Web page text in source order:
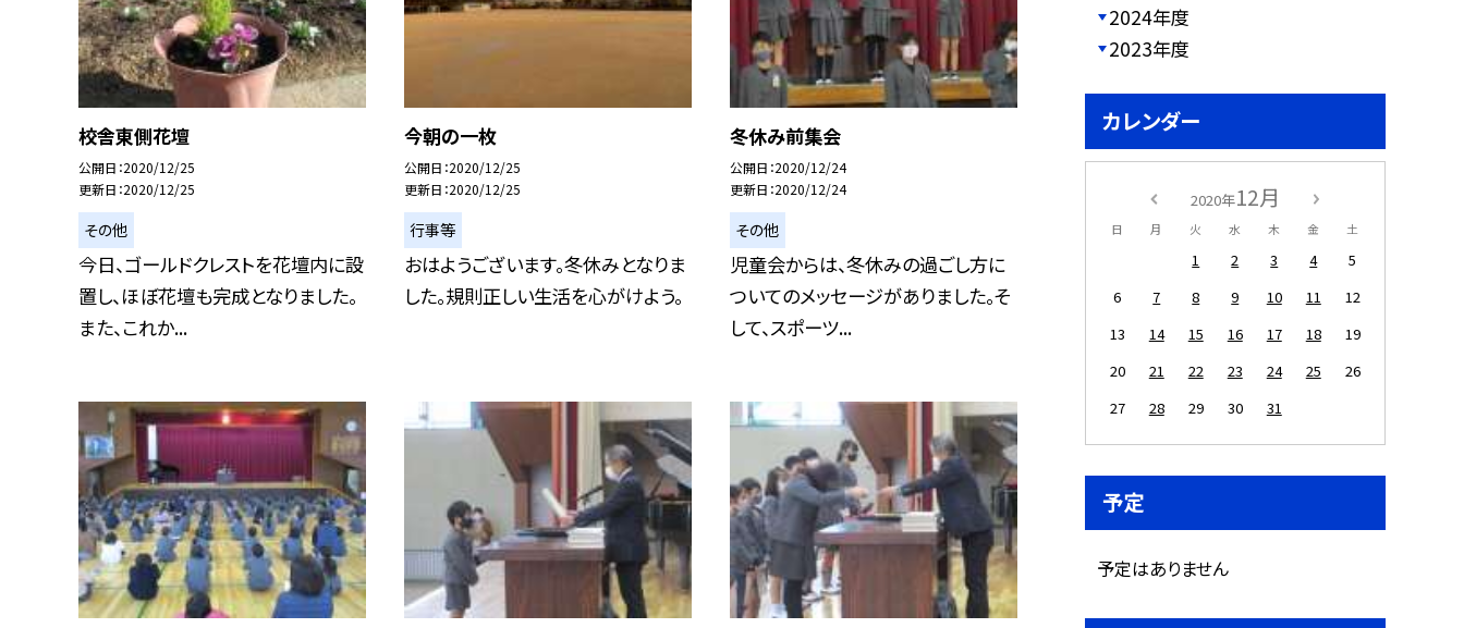
校舎東側花壇
公開日 2020/12/25
更新日 2020/12/25
その他
今日、ゴールドクレストを花壇内に設
置し、ほぼ花壇も完成となりました。
また、これか...
今朝の一枚
公開日 2020/12/25
更新日 2020/12/25
行事等
おはようございます。冬休みとなりま
した。規則正しい生活を心がけよう。
冬休み前集会
公開日 2020/12/24
更新日 2020/12/24
その他
児童会からは、冬休みの過ごし方に
ついてのメッセージがありました。そ
して、スポーツ...
2024年度
2023年度
カレンダー
2020年12月
日 月 火 水 木 金 土
1 2 3 4
5
6
7 8 9 10 11
12
13
14 15 16 17 18
19
20
21 22 23 24 25
26
27
28 29 30 31
予定
予定はありません